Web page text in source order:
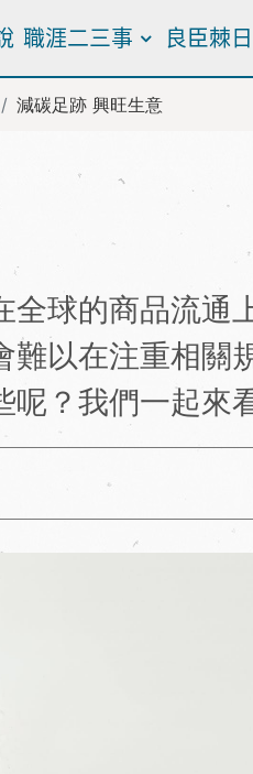
職涯二三事 良臣棘日
減碳足跡 興旺生意
全球的商品流通
以在注重相關
？我們一起來